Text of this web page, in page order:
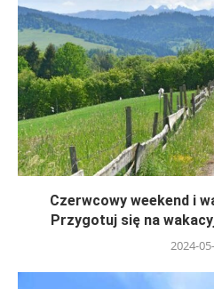
Czerwcowy weekend i
Przygotuj się na
2024-